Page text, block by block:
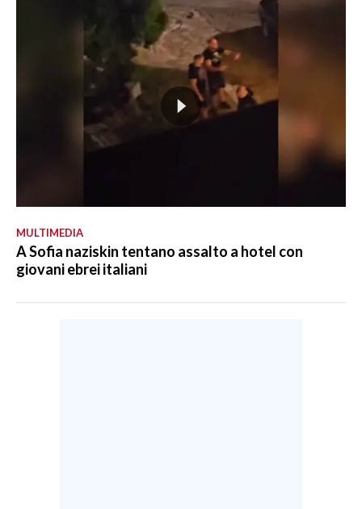
MULTIMEDIA
A Sofia naziskin tentano assalto a hotel con
giovani ebrei italiani